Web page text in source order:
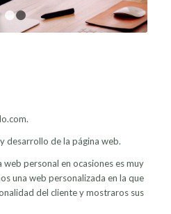
2
.
desarrollo de la página web.
web personal en ocasiones es muy
una web personalizada en la que
del cliente y mostraros sus